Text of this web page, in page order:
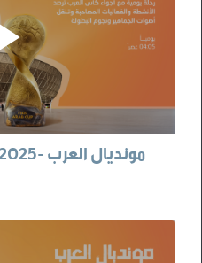
مونديال العرب -12/15/2025 4:58:03 PM